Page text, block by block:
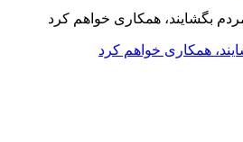
همکاری خواهم کرد